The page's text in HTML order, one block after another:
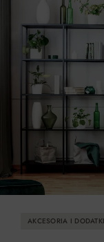
AKCESORIA I DODATKI